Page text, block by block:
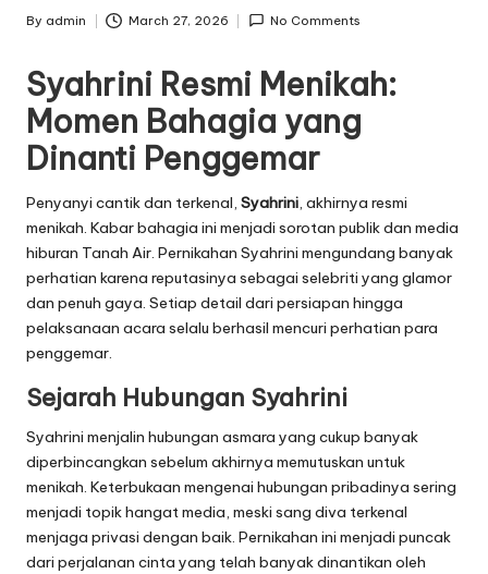
Posted
By admin March 27, 2026 No Comments
Syahrini Resmi Menikah:
Momen Bahagia yang
Dinanti Penggemar
Penyanyi cantik dan terkenal, Syahrini, akhirnya resmi
menikah. Kabar bahagia ini menjadi sorotan publik dan media
hiburan Tanah Air. Pernikahan Syahrini mengundang banyak
perhatian karena reputasinya sebagai selebriti yang glamor
dan penuh gaya. Setiap detail dari persiapan hingga
pelaksanaan acara selalu berhasil mencuri perhatian para
penggemar.
Sejarah Hubungan Syahrini
Syahrini menjalin hubungan asmara yang cukup banyak
diperbincangkan sebelum akhirnya memutuskan untuk
menikah. Keterbukaan mengenai hubungan pribadinya sering
menjadi topik hangat media, meski sang diva terkenal
menjaga privasi dengan baik. Pernikahan ini menjadi puncak
dari perjalanan cinta yang telah banyak dinantikan oleh